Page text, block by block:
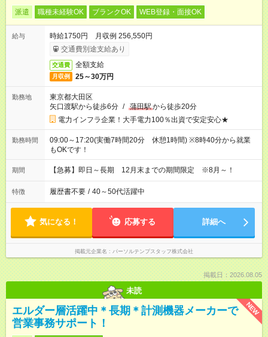
派遣 職種未経験OK ブランクOK WEB登録・面接OK
給与
時給1750円 月収例 256,550円
交通費別途支給あり
交通費 全額支給
月収例 25～30万円
勤務地
東京都大田区
矢口渡駅から徒歩6分 / 蒲田駅から徒歩20分
電力インフラ企業！大手電力100％出資で安定安心★
勤務時間
09:00～17:20(実働7時間20分 休憩1時間) ※8時40分から就業
もOKです！
期間 【急募】即日～長期 12月末までの期間限定 ※8月～！
特徴 履歴書不要 / 40～50代活躍中
気になる！ 応募する 詳細へ
掲載元企業名 パーソルテンプスタッフ株式会社
掲載日：2026.08.05
未読
NEW
エルダー層活躍中＊長期＊計測機器メーカーで
営業事務サポート！